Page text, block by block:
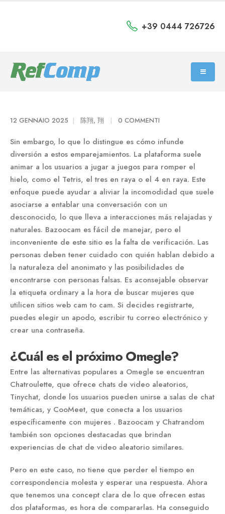
+39 0444 726726
12 GENNAIO 2025 陈翔, 翔 0 COMMENTI
Sin embargo, lo que lo distingue es cómo infunde
diversión a estos emparejamientos. La plataforma suele
animar a los usuarios a jugar a juegos para romper el
hielo, como el Tetris, el tres en raya o el 4 en raya. Este
enfoque puede ayudar a aliviar la incomodidad que suele
asociarse a entablar una conversación con un
desconocido, lo que lleva a interacciones más relajadas y
naturales. Bazoocam es fácil de manejar, pero el
inconveniente de este sitio es la falta de verificación. Las
personas deben tener cuidado con quién hablan debido a
la naturaleza del anonimato y las posibilidades de
encontrarse con personas falsas. Es aconsejable observar
la etiqueta ordinary a la hora de buscar mujeres que
utilicen sitios web cam to cam. Si decides registrarte,
puedes elegir un apodo, escribir tu correo electrónico y
crear una contraseña.
¿Cuál es el próximo Omegle?
Entre las alternativas populares a Omegle se encuentran
Chatroulette, que ofrece chats de video aleatorios,
Tinychat, donde los usuarios pueden unirse a salas de chat
temáticas, y CooMeet, que conecta a los usuarios
específicamente con mujeres . Bazoocam y Chatrandom
también son opciones destacadas que brindan
experiencias de chat de video aleatorio similares.
Pero en este caso, no tiene que perder el tiempo en
correspondencia molesta y esperar una respuesta. Ahora
que tenemos una concept clara de lo que ofrecen estas
dos plataformas, es hora de compararlas. Ha conseguido